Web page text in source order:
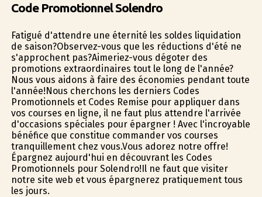
Code Promotionnel Solendro
Fatigué d'attendre une éternité les soldes liquidation
de saison?Observez-vous que les réductions d'été ne
s'approchent pas?Aimeriez-vous dégoter des
promotions extraordinaires tout le long de l'année?
Nous vous aidons à faire des économies pendant toute
l'année!Nous cherchons les derniers Codes
Promotionnels et Codes Remise pour appliquer dans
vos courses en ligne, il ne faut plus attendre l'arrivée
d'occasions spéciales pour épargner ! Avec l'incroyable
bénéfice que constitue commander vos courses
tranquillement chez vous.Vous adorez notre offre!
Épargnez aujourd'hui en découvrant les Codes
Promotionnels pour Solendro!Il ne faut que visiter
notre site web et vous épargnerez pratiquement tous
les jours.